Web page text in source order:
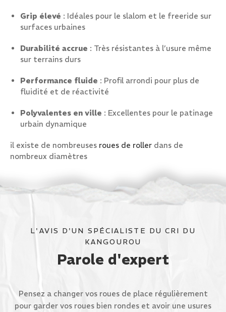
Grip élevé : Idéales pour le slalom et le freeride sur
surfaces urbaines
Durabilité accrue : Très résistantes à l’usure même
sur terrains durs
Performance fluide : Profil arrondi pour plus de
fluidité et de réactivité
Polyvalentes en ville : Excellentes pour le patinage
urbain dynamique
il existe de nombreuses roues de roller dans de
nombreux diamètres
L'AVIS D'UN SPÉCIALISTE DU CRI DU
KANGOUROU
Parole d'expert
Pensez a changer vos roues de place régulièrement
pour garder vos roues bien rondes et avoir une usures